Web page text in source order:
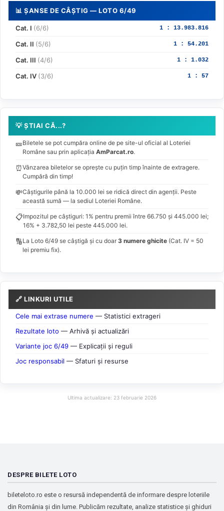
📊 ȘANSE DE CÂȘTIG — LOTO 6/49
Cat. I (6/6) 1 : 13.983.816
Cat. II (5/6) 1 : 54.201
Cat. III (4/6) 1 : 1.032
Cat. IV (3/6) 1 : 57
💡 ȘTIAI CĂ...?
🎫Biletele se pot cumpăra online de pe site-ul oficial al Loteriei
Române sau prin aplicația AmParcat.ro.
⏰Vânzarea biletelor se oprește cu puțin timp înainte de extragere.
Cumpără din timp!
💸Câștigurile până la 10.000 lei se ridică direct din agenții. Peste
această sumă — la sediul Loteriei Române.
📋Impozitul pe câștiguri: 1% pentru premii între 66.750 și 445.000 lei;
16% + 3.782,50 lei peste 445.000 lei.
🔢La Loto 6/49 se câștigă și cu doar 3 numere ghicite (Cat. IV = 50
lei premiu fix).
🔗 LINKURI UTILE
Cele mai extrase numere — Statistici extrageri
Rezultate loto — Arhivă și actualizări
Variante joc 6/49 — Explicații și reguli
Joc responsabil — Sfaturi și resurse
Ultima actualizare: 23 februarie 2026
DESPRE BILETE LOTO
bileteloto.ro este o resursă independentă de informare despre loteriile
din România și din lume. Publicăm rezultate, analize statistice și ghiduri